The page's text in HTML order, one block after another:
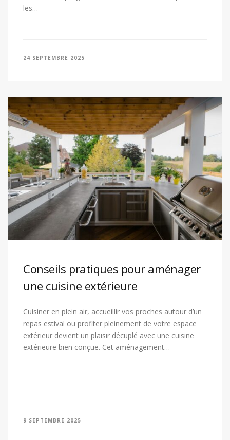
les…
24 SEPTEMBRE 2025
Conseils pratiques pour aménager
une cuisine extérieure
Cuisiner en plein air, accueillir vos proches autour d’un
repas estival ou profiter pleinement de votre espace
extérieur devient un plaisir décuplé avec une cuisine
extérieure bien conçue. Cet aménagement…
9 SEPTEMBRE 2025